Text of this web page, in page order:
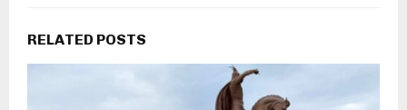
RELATED POSTS